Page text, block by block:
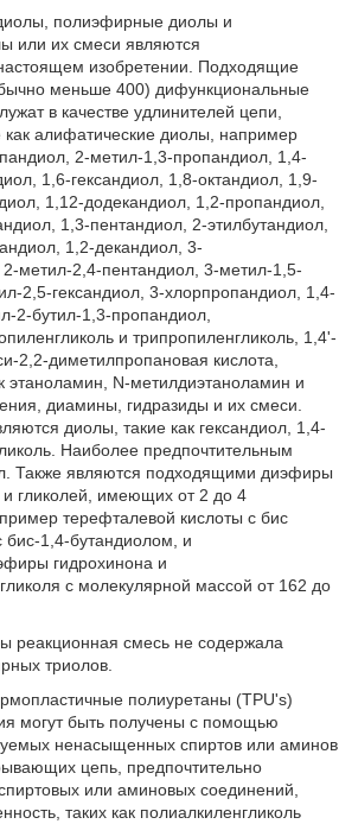
полиэфирные диолы и
или их смеси являются
изобретении. Подходящие
меньше 400) дифункциональные
в качестве удлинителей цепи,
алифатические диолы, например
2-метил-1,3-пропандиол, 1,4-
1,6-гександиол, 1,8-октандиол, 1,9-
1,12-додекандиол, 1,2-пропандиол,
1,3-пентандиол, 2-этилбутандиол,
1,2-декандиол, 3-
метил-2,4-пентандиол, 3-метил-1,5-
2,5-гександиол, 3-хлорпропандиол, 1,4-
2-бутил-1,3-пропандиол,
и трипропиленгликоль, 1,4'-
2,2-диметилпропановая кислота,
этаноламин, N-метилдиэтаноламин и
диамины, гидразиды и их смеси.
диолы, такие как гександиол, 1,4-
Наиболее предпочтительным
Также являются подходящими диэфиры
гликолей, имеющих от 2 до 4
терефталевой кислоты с бис
бис-1,4-бутандиолом, и
гидрохинона и
с молекулярной массой от 162 до
реакционная смесь не содержала
триолов.
полиуретаны (TPU's)
могут быть получены с помощью
ненасыщенных спиртов или аминов
цепь, предпочтительно
или аминовых соединений,
таких как полиалкиленгликоль